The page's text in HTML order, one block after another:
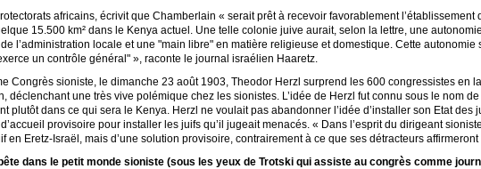
africains, écrivit que Chamberlain « serait prêt à recevoir favorablement l’établissement
15.500 km² dans le Kenya actuel. Une telle colonie juive aurait, selon la lettre, une
l’administration locale et une "main libre" en matière religieuse et domestique. Cette autonomie
un contrôle général" », raconte le journal israélien Haaretz.
Congrès sioniste, le dimanche 23 août 1903, Theodor Herzl surprend les 600 congressistes en
déclenchant une très vive polémique chez les sionistes. L’idée de Herzl fut connu sous le nom
plutôt dans ce qui sera le Kenya. Herzl ne voulait pas abandonner l’idée d’installer son Etat des
provisoire pour installer les juifs qu’il jugeait menacés. « Dans l’esprit du dirigeant
en Eretz-Israël, mais d’une solution provisoire, contrairement à ce que ses détracteurs
dans le petit monde sioniste (sous les yeux de Trotski qui assiste au congrès comme